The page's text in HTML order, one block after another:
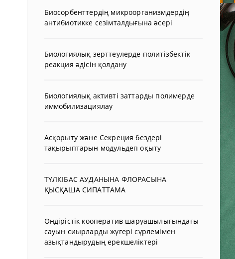
Биосорбенттердің микроорганизмдердің
антибиотикке сезімталдығына әсері
Биологиялық зерттеулерде политізбектік
реакция әдісін қолдану
Биологиялық активті заттарды полимерде
иммобилизациялау
Асқорыту және Секреция бездері
тақырыптарын модульдеп оқыту
ТҮЛКІБАС АУДАНЫНА ФЛОРАСЫНА
ҚЫСҚАША СИПАТТАМА
Өндірістік кооператив шаруашылығындағы
сауын сиырларды жүгері сүрлемімен
азықтандырудың ерекшеліктері